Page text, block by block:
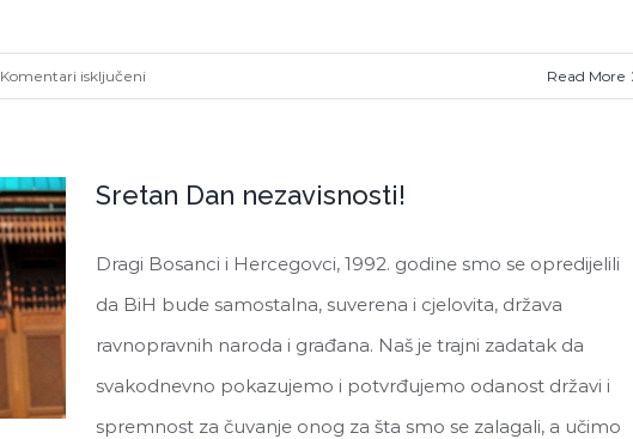
Komentari isključeni Read More
Sretan Dan nezavisnosti!
Dragi Bosanci i Hercegovci, 1992. godine smo se opredijelili
da BiH bude samostalna, suverena i cjelovita, država
ravnopravnih naroda i građana. Naš je trajni zadatak da
svakodnevno pokazujemo i potvrđujemo odanost državi i
spremnost za čuvanje onog za šta smo se zalagali, a učimo